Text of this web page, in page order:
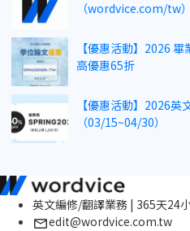
（wordvice.com/tw）
【優惠活動】2026
高優惠65折
【優惠活動】2026
（03/15~04/30）
英文編修/翻譯業務 | 365天24
edit@wordvice.com.tw